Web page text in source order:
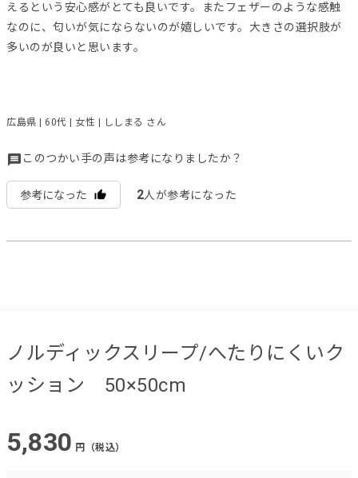
えるという安心感がとても良いです。またフェザーのような感触
なのに、匂いが気にならないのが嬉しいです。大きさの選択肢が
多いのが良いと思います。
広島県 | 60代 | 女性 | ししまる さん
このつかい手の声は参考になりましたか？
参考になった 2人が参考になった
ノルディックスリープ/へたりにくいク
ッション 50×50cm
5,830 円（税込）